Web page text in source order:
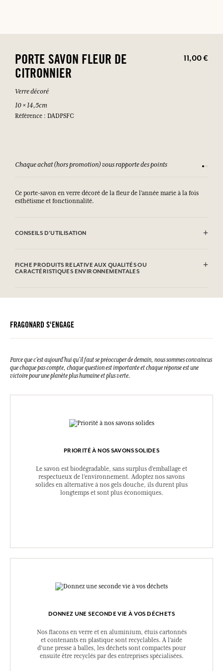
PORTE SAVON FLEUR DE
CITRONNIER
11,00 €
Verre décoré
10 × 14,5cm
Référence : DADPSFC
Chaque achat (hors promotion) vous rapporte des points
Ce porte-savon en verre décoré de la fleur de l’année marie à la fois
esthétisme et fonctionnalité.
CONSEILS D'UTILISATION
FICHE PRODUITS RELATIVE AUX QUALITÉS OU
CARACTÉRISTIQUES ENVIRONNEMENTALES
Veuillez consulter les qualités ou caractéristiques environnementales
FRAGONARD S'ENGAGE
Parce que c’est aujourd’hui qu’il faut se préoccuper de demain, nous sommes convaincus
que chaque pas compte, chaque question est importante et chaque réponse est une
victoire pour une planète plus humaine et plus verte.
PRIORITÉ À NOS SAVONS SOLIDES
Le savon est biodégradable, sans surplus d’emballage et
respectueux de l’environnement. Adoptez nos savons
solides en alternative à nos gels douche, ils durent plus
longtemps et sont plus économiques.
DONNEZ UNE SECONDE VIE À VOS DÉCHETS
Nos flacons en verre et en aluminium, étuis cartonnés
et contenants en plastique sont recyclables. A l’aide
d’une presse à balles, les déchets sont compactés pour
ensuite être recyclés par des entreprises spécialisées.